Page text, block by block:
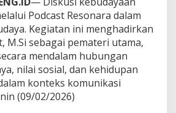
Podcast Resonara dalam
Kegiatan ini menghadirkan
M.Si sebagai pemateri utama,
mendalam hubungan
nilai sosial, dan kehidupan
konteks komunikasi
(09/02/2026)